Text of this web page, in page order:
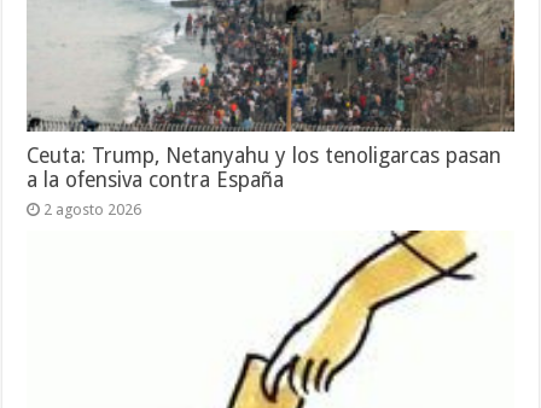
Ceuta: Trump, Netanyahu y los tenoligarcas pasan
a la ofensiva contra España
2 agosto 2026